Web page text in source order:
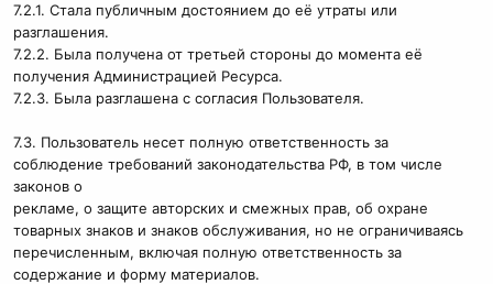
7.2.1. Стала публичным достоянием до её утраты или
разглашения.
7.2.2. Была получена от третьей стороны до момента её
получения Администрацией Ресурса.
7.2.3. Была разглашена с согласия Пользователя.
7.3. Пользователь несет полную ответственность за
соблюдение требований законодательства РФ, в том числе
законов о
рекламе, о защите авторских и смежных прав, об охране
товарных знаков и знаков обслуживания, но не ограничиваясь
перечисленным, включая полную ответственность за
содержание и форму материалов.